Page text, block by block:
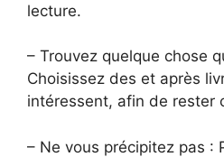
lecture.
– Trouvez quelque chose
Choisissez des et après
intéressent, afin de rester
– Ne vous précipitez pas :